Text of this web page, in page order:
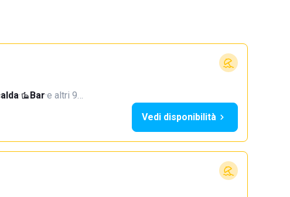
· Bar·e altri 9…
Vedi disponibilità